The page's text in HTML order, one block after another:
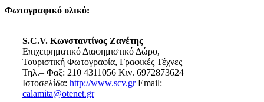
Φωτογραφικό υλικό:
S.C.V. Κωνσταντίνος Ζανέτης
Επιχειρηματικό Διαφημιστικό Δώρο,
Τουριστική Φωτογραφία, Γραφικές Τέχνες
Τηλ.– Φαξ: 210 4311056 Κιν. 6972873624
Ιστοσελίδα: http://www.scv.grEmail:
calamita@otenet.gr